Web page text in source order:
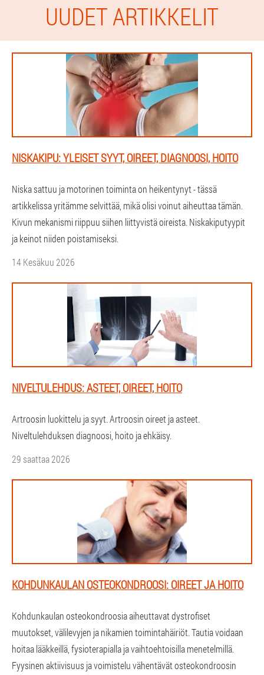
UUDET ARTIKKELIT
NISKAKIPU: YLEISET SYYT, OIREET, DIAGNOOSI, HOITO
Niska sattuu ja motorinen toiminta on heikentynyt - tässä
artikkelissa yritämme selvittää, mikä olisi voinut aiheuttaa tämän.
Kivun mekanismi riippuu siihen liittyvistä oireista. Niskakiputyypit
ja keinot niiden poistamiseksi.
14 Kesäkuu 2026
NIVELTULEHDUS: ASTEET, OIREET, HOITO
Artroosin luokittelu ja syyt. Artroosin oireet ja asteet.
Niveltulehduksen diagnoosi, hoito ja ehkäisy.
29 saattaa 2026
KOHDUNKAULAN OSTEOKONDROOSI: OIREET JA HOITO
Kohdunkaulan osteokondroosia aiheuttavat dystrofiset
muutokset, välilevyjen ja nikamien toimintahäiriöt. Tautia voidaan
hoitaa lääkkeillä, fysioterapialla ja vaihtoehtoisilla menetelmillä.
Fyysinen aktiivisuus ja voimistelu vähentävät osteokondroosin